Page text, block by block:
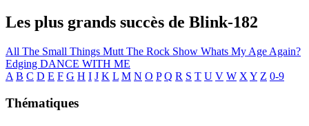
Les plus grands succès de Blink-182
All The Small Things Mutt The Rock Show Whats My Age Again?
Edging DANCE WITH ME
A B C D E F G H I J K L M N O P Q R S T U V W X Y Z 0-9
Thématiques